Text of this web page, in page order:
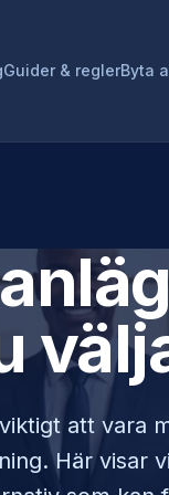
Guider & reglerByta
att vara
Här visar